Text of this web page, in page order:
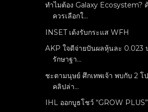
ทำไมต้อง Galaxy Ecosystem?
ควรเลือกใ...
INSET เด้งรับกระแส WFH
AKP ใจดีจ่ายปันผลหุ้นละ 0.023
รักษาฐา...
ชะตามนุษย์ ศึกเทพเจ้า พบกับ 2 โ
คลิปล่า...
IHL ออกบูธโชว์ “GROW PLUS”